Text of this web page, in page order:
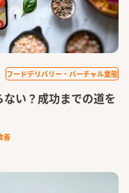
フードデリバリー・バーチャル業態
い？成功までの道を
善